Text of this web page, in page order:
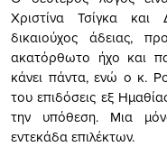
Χριστίνα Τσίγκα
δικαιούχος άδειας,
ακατόρθωτο ήχο και
κάνει πάντα, ενώ ο κ.
του επιδόσεις εξ
την υπόθεση. Μια
εντεκάδα επιλέκτων.